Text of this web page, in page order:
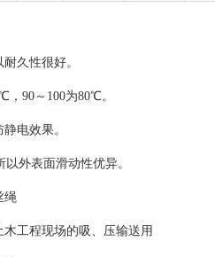
久性很好。
，90～100为80℃。
电效果。
外表面滑动性优异。
绳
工程现场的吸、压输送用